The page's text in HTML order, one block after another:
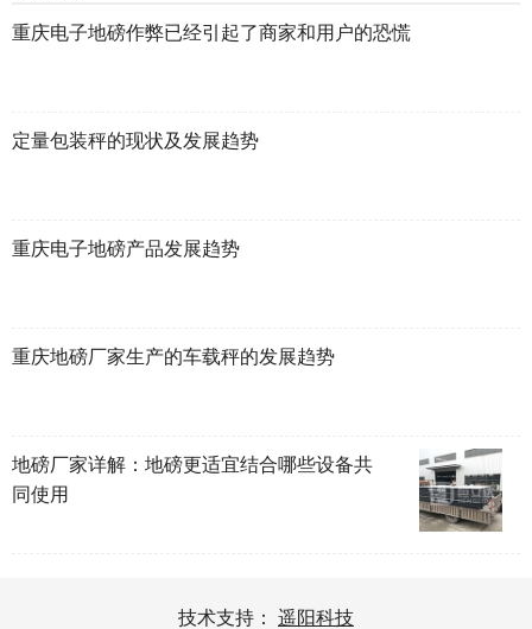
重庆电子地磅作弊已经引起了商家和用户的恐慌
定量包装秤的现状及发展趋势
重庆电子地磅产品发展趋势
重庆地磅厂家生产的车载秤的发展趋势
地磅厂家详解：地磅更适宜结合哪些设备共
同使用
技术支持： 遥阳科技